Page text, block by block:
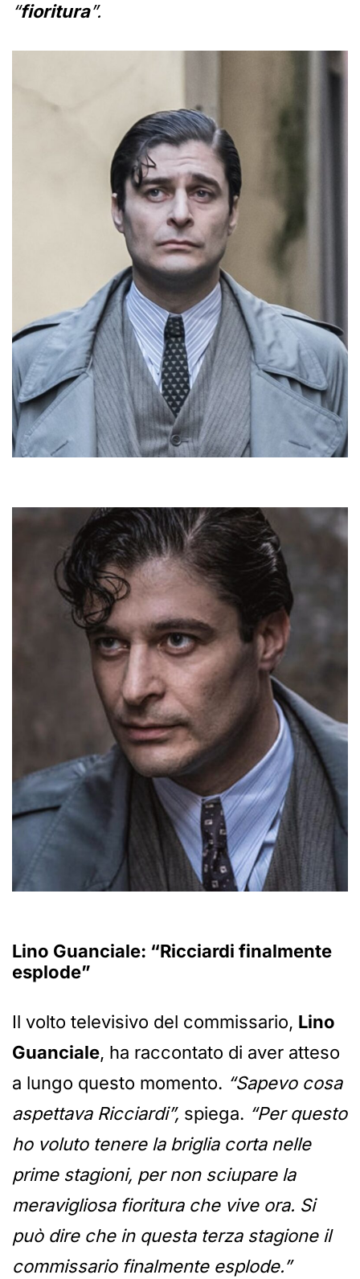
“fioritura”.
Lino Guanciale: “Ricciardi finalmente
esplode”
Il volto televisivo del commissario, Lino
Guanciale, ha raccontato di aver atteso
a lungo questo momento. “Sapevo cosa
aspettava Ricciardi”, spiega. “Per questo
ho voluto tenere la briglia corta nelle
prime stagioni, per non sciupare la
meravigliosa fioritura che vive ora. Si
può dire che in questa terza stagione il
commissario finalmente esplode.”